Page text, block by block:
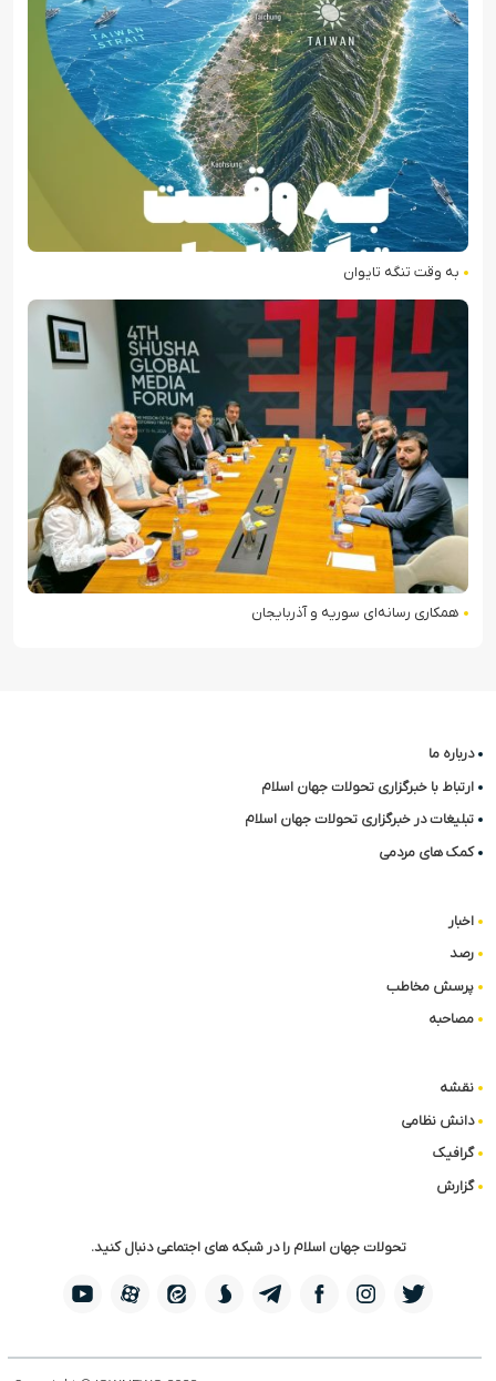
به وقت تنگه تایوان
همکاری رسانه‌ای سوریه و آذربایجان
درباره ما
ارتباط با خبرگزاری تحولات جهان اسلام
تبلیغات در خبرگزاری تحولات جهان اسلام
کمک های مردمی
اخبار
رصد
پرسش مخاطب
مصاحبه
نقشه
دانش نظامی
گرافیک
گزارش
تحولات جهان اسلام را در شبکه های اجتماعی دنبال کنید.